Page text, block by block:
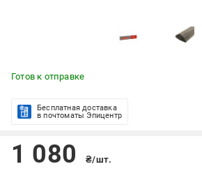
Готов к отправке
Бесплатная доставка
в почтоматы Эпицентр
1 080 ₴/шт.